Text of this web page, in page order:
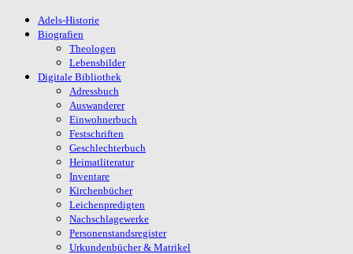
Adels-Historie
Biografien
Theologen
Lebensbilder
Digitale Bibliothek
Adressbuch
Auswanderer
Einwohnerbuch
Festschriften
Geschlechterbuch
Heimatliteratur
Inventare
Kirchenbücher
Leichenpredigten
Nachschlagewerke
Personenstandsregister
Urkundenbücher & Matrikel